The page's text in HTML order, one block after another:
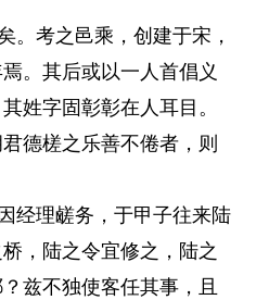
考之邑乘，创建于宋，
。其后或以一人首倡义
姓字固彰彰在人耳目。
德槎之乐善不倦者，则
理鹾务，于甲子往来陆
，陆之令宜修之，陆之
兹不独使客任其事，且